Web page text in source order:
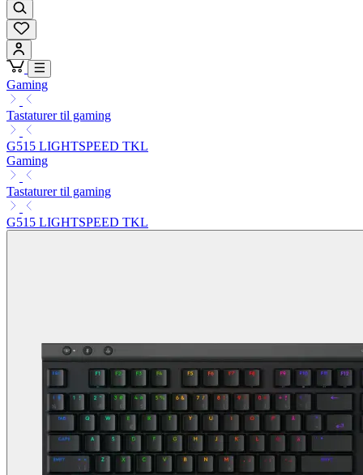
Gaming
Tastaturer til gaming
G515 LIGHTSPEED TKL
Gaming
Tastaturer til gaming
G515 LIGHTSPEED TKL